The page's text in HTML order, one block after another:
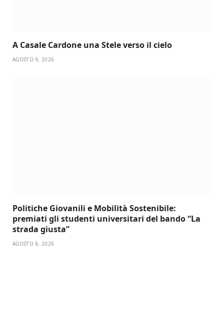
A Casale Cardone una Stele verso il cielo
AGOSTO 9, 2026
Politiche Giovanili e Mobilità Sostenibile:
premiati gli studenti universitari del bando “La
strada giusta”
AGOSTO 8, 2026